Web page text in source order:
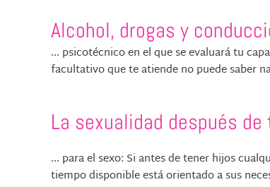
Alcohol, drogas y
... psicotécnico en el que se evaluará tu
facultativo que te atiende no puede saber
La sexualidad después
... para el sexo: Si antes de tener hijos
tiempo disponible está orientado a sus